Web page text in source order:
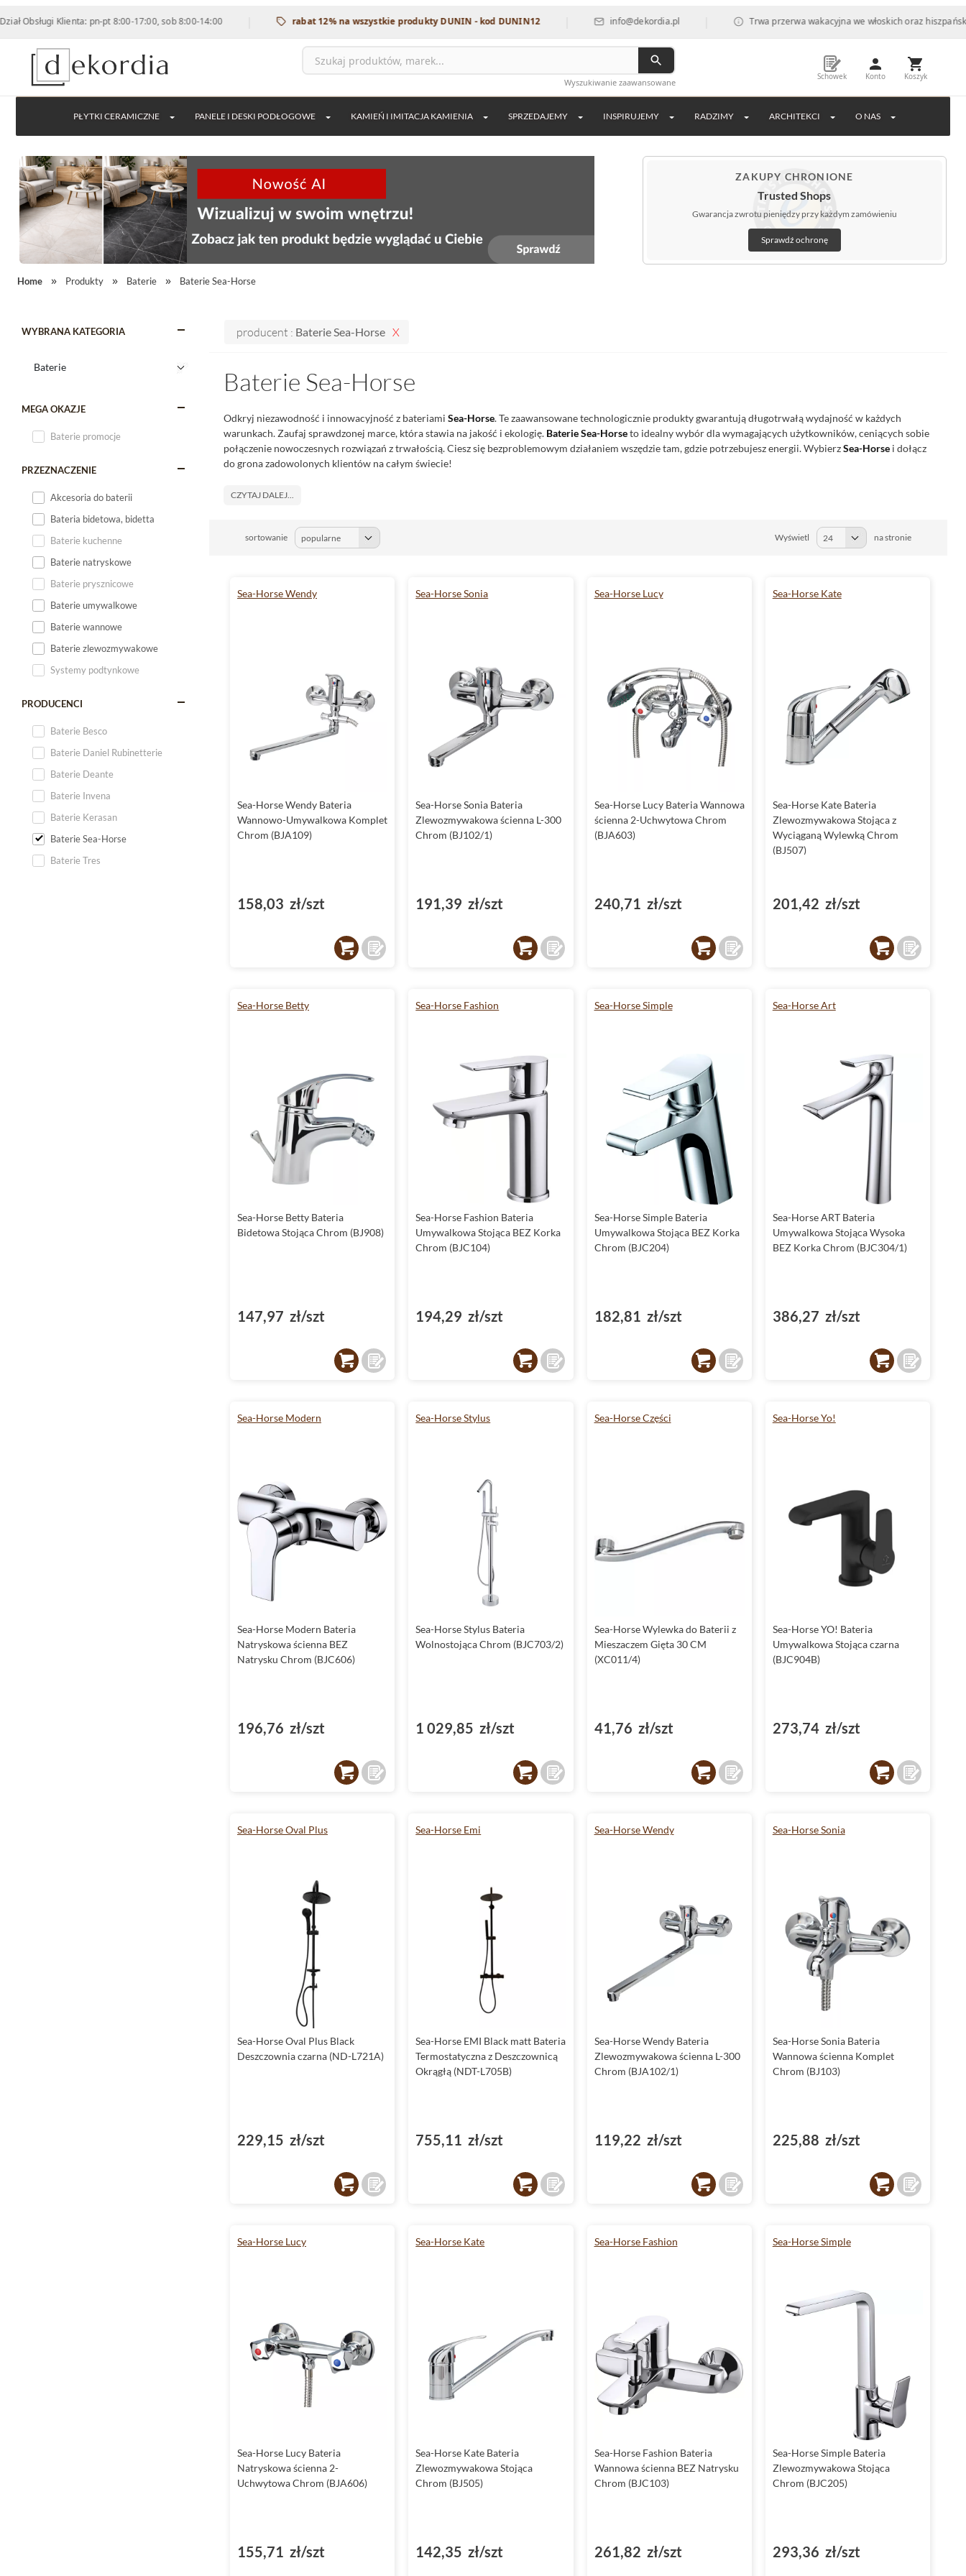
Klienta: pn-pt 8:00-17:00, sob 8:00-14:00 | rabat 12% na wszystkie produkty DUNIN - kod DUNIN12 | info@dekordia.pl | Trwa przerwa wakacyjna we włoskich oraz hiszpańskich
Wyszukiwanie zaawansowane
Schowek Konto Koszyk
PŁYTKI CERAMICZNE PANELE I DESKI PODŁOGOWE KAMIEŃ I IMITACJA KAMIENIA SPRZEDAJEMY INSPIRUJEMY RADZIMY ARCHITEKCI O NAS
ZAKUPY CHRONIONE
Trusted Shops
Gwarancja zwrotu pieniędzy przy każdym zamówieniu
Sprawdź ochronę
Home Produkty Baterie Baterie Sea-Horse
WYBRANA KATEGORIA
MEGA OKAZJE
Baterie promocje
PRZEZNACZENIE
Akcesoria do baterii
Bateria bidetowa, bidetta
Baterie kuchenne
Baterie natryskowe
Baterie prysznicowe
Baterie umywalkowe
Baterie wannowe
Baterie zlewozmywakowe
Systemy podtynkowe
PRODUCENCI
Baterie Besco
Baterie Daniel Rubinetterie
Baterie Deante
Baterie Invena
Baterie Kerasan
Baterie Sea-Horse
Baterie Tres
producent : Baterie Sea-Horse
Baterie Sea-Horse
Odkryj niezawodność i innowacyjność z bateriami Sea-Horse. Te zaawansowane technologicznie produkty gwarantują długotrwałą wydajność w każdych
warunkach. Zaufaj sprawdzonej marce, która stawia na jakość i ekologię. Baterie Sea-Horseto idealny wybór dla wymagających użytkowników, ceniących sobie
połączenie nowoczesnych rozwiązań z trwałością. Ciesz się bezproblemowym działaniem wszędzie tam, gdzie potrzebujesz energii. WybierzSea-Horse i dołącz
do grona zadowolonych klientów na całym świecie!
CZYTAJ DALEJ...
sortowanie Wyświetl na stronie
Sea-Horse Wendy
Sea-Horse Wendy Bateria
Wannowo-Umywalkowa Komplet
Chrom (BJA109)
158,03 zł/szt
Sea-Horse Sonia
Sea-Horse Sonia Bateria
Zlewozmywakowa ścienna L-300
Chrom (BJ102/1)
191,39 zł/szt
Sea-Horse Lucy
Sea-Horse Lucy Bateria Wannowa
ścienna 2-Uchwytowa Chrom
(BJA603)
240,71 zł/szt
Sea-Horse Kate
Sea-Horse Kate Bateria
Zlewozmywakowa Stojąca z
Wyciąganą Wylewką Chrom
(BJ507)
201,42 zł/szt
Sea-Horse Betty
Sea-Horse Betty Bateria
Bidetowa Stojąca Chrom (BJ908)
147,97 zł/szt
Sea-Horse Fashion
Sea-Horse Fashion Bateria
Umywalkowa Stojąca BEZ Korka
Chrom (BJC104)
194,29 zł/szt
Sea-Horse Simple
Sea-Horse Simple Bateria
Umywalkowa Stojąca BEZ Korka
Chrom (BJC204)
182,81 zł/szt
Sea-Horse Art
Sea-Horse ART Bateria
Umywalkowa Stojąca Wysoka
BEZ Korka Chrom (BJC304/1)
386,27 zł/szt
Sea-Horse Modern
Sea-Horse Modern Bateria
Natryskowa ścienna BEZ
Natrysku Chrom (BJC606)
196,76 zł/szt
Sea-Horse Stylus
Sea-Horse Stylus Bateria
Wolnostojąca Chrom (BJC703/2)
1 029,85 zł/szt
Sea-Horse Części
Sea-Horse Wylewka do Baterii z
Mieszaczem Gięta 30 CM
(XC011/4)
41,76 zł/szt
Sea-Horse Yo!
Sea-Horse YO! Bateria
Umywalkowa Stojąca czarna
(BJC904B)
273,74 zł/szt
Sea-Horse Oval Plus
Sea-Horse Oval Plus Black
Deszczownia czarna (ND-L721A)
229,15 zł/szt
Sea-Horse Emi
Sea-Horse EMI Black matt Bateria
Termostatyczna z Deszczownicą
Okrągłą (NDT-L705B)
755,11 zł/szt
Sea-Horse Wendy
Sea-Horse Wendy Bateria
Zlewozmywakowa ścienna L-300
Chrom (BJA102/1)
119,22 zł/szt
Sea-Horse Sonia
Sea-Horse Sonia Bateria
Wannowa ścienna Komplet
Chrom (BJ103)
225,88 zł/szt
Sea-Horse Lucy
Sea-Horse Lucy Bateria
Natryskowa ścienna 2-
Uchwytowa Chrom (BJA606)
155,71 zł/szt
Sea-Horse Kate
Sea-Horse Kate Bateria
Zlewozmywakowa Stojąca
Chrom (BJ505)
142,35 zł/szt
Sea-Horse Fashion
Sea-Horse Fashion Bateria
Wannowa ścienna BEZ Natrysku
Chrom (BJC103)
261,82 zł/szt
Sea-Horse Simple
Sea-Horse Simple Bateria
Zlewozmywakowa Stojąca
Chrom (BJC205)
293,36 zł/szt